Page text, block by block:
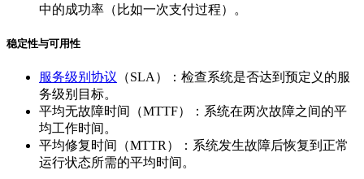
中的成功率（比如一次支付过程）。
稳定性与可用性
服务级别协议 （SLA）：检查系统是否达到预定义的服
务级别目标。
平均无故障时间（MTTF）：系统在两次故障之间的平
均工作时间。
平均修复时间（MTTR）：系统发生故障后恢复到正常
运行状态所需的平均时间。